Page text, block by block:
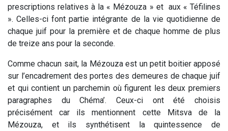
prescriptions relatives à la « Mézouza » et aux « Téfilines
». Celles-ci font partie intégrante de la vie quotidienne de
chaque juif pour la première et de chaque homme de plus
de treize ans pour la seconde.
Comme chacun sait, la Mézouza est un petit boitier apposé
sur l’encadrement des portes des demeures de chaque juif
et qui contient un parchemin où figurent les deux premiers
paragraphes du Chéma’. Ceux-ci ont été choisis
précisément car ils mentionnent cette Mitsva de la
Mézouza, et ils synthétisent la quintessence de